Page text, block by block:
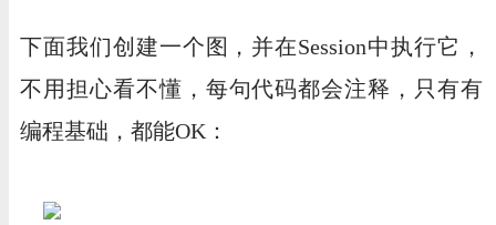
下面我们创建一个图，并在Session中执行它，
不用担心看不懂，每句代码都会注释，只有有
编程基础，都能OK：